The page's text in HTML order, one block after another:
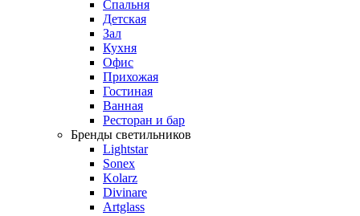
Спальня
Детская
Зал
Кухня
Офис
Прихожая
Гостиная
Ванная
Ресторан и бар
Бренды светильников
Lightstar
Sonex
Kolarz
Divinare
Artglass